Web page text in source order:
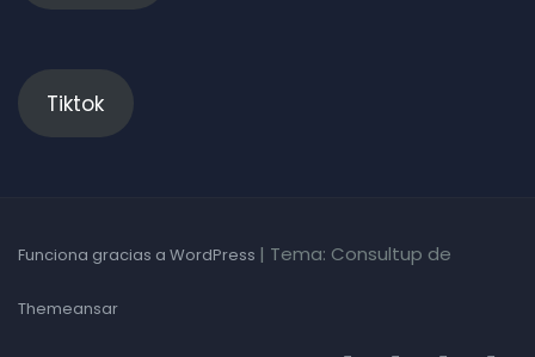
Tiktok
Funciona gracias a WordPress | Tema: Consultup de
Themeansar